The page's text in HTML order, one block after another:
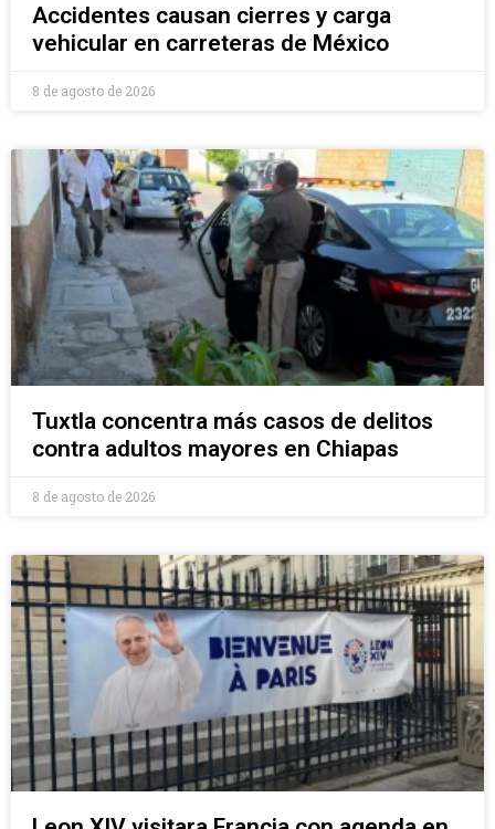
Accidentes causan cierres y carga
vehicular en carreteras de México
8 de agosto de 2026
Tuxtla concentra más casos de delitos
contra adultos mayores en Chiapas
8 de agosto de 2026